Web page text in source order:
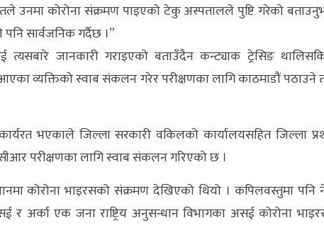
उनमा कोरोना संक्रमण पाइएको टेकु अस्पतालले पुष्टि गरेको
सार्वजनिक गर्दैछ ।”
जानकारी गराइएको बताउँदैन कन्ट्याक ट्रेसिङ
व्यक्तिको स्वाब संकलन गरेर परीक्षणका लागि काठमाडौं पठाउने
भएकाले जिल्ला सरकारी वकिलको कार्यालयसहित जिल्ला
परीक्षणका लागि स्वाब संकलन गरिएको छ ।
कोरोना भाइरसको संक्रमण देखिएको थियो । कपिलवस्तुमा पनि
र अर्का एक जना राष्ट्रिय अनुसन्धान विभागका असई कोरोना